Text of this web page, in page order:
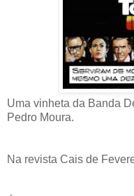
Uma vinheta da Banda
Pedro Moura.
Na revista Cais de